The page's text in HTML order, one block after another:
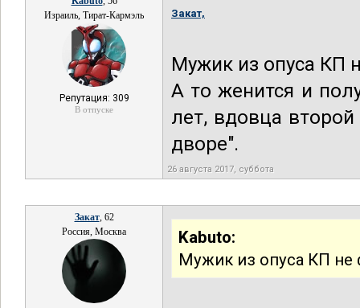
Израиль, Тират-Кармэль
Репутация: 309
В отпуске
Закат,
Мужик из опуса КП
А то женится и
лет, вдовца
дворе".
26 августа 2017, суббота
Закат, 62
Россия, Москва
Kabuto:
Мужик из опуса КП не